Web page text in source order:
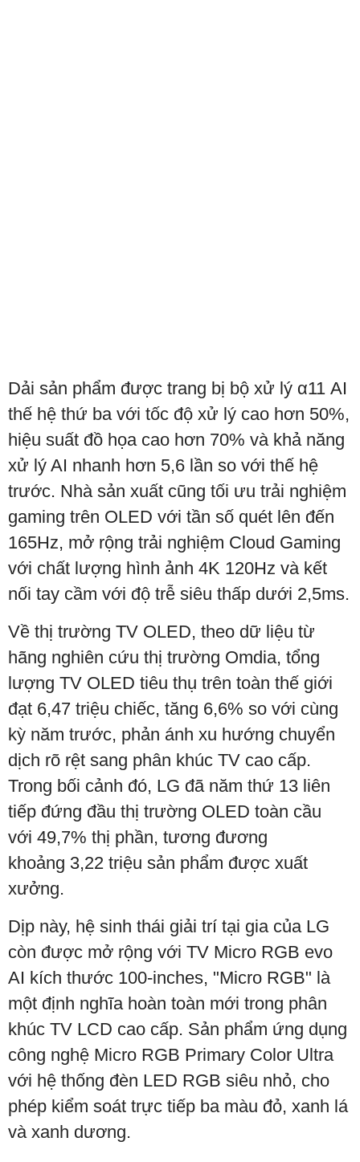
Dải sản phẩm được trang bị bộ xử lý α11 AI
thế hệ thứ ba với tốc độ xử lý cao hơn 50%,
hiệu suất đồ họa cao hơn 70% và khả năng
xử lý AI nhanh hơn 5,6 lần so với thế hệ
trước. Nhà sản xuất cũng tối ưu trải nghiệm
gaming trên OLED với tần số quét lên đến
165Hz, mở rộng trải nghiệm Cloud Gaming
với chất lượng hình ảnh 4K 120Hz và kết
nối tay cầm với độ trễ siêu thấp dưới 2,5ms.
Về thị trường TV OLED, theo dữ liệu từ
hãng nghiên cứu thị trường Omdia, tổng
lượng TV OLED tiêu thụ trên toàn thế giới
đạt 6,47 triệu chiếc, tăng 6,6% so với cùng
kỳ năm trước, phản ánh xu hướng chuyển
dịch rõ rệt sang phân khúc TV cao cấp.
Trong bối cảnh đó, LG đã năm thứ 13 liên
tiếp đứng đầu thị trường OLED toàn cầu
với 49,7% thị phần, tương đương
khoảng 3,22 triệu sản phẩm được xuất
xưởng.
Dịp này, hệ sinh thái giải trí tại gia của LG
còn được mở rộng với TV Micro RGB evo
AI kích thước 100-inches, "Micro RGB" là
một định nghĩa hoàn toàn mới trong phân
khúc TV LCD cao cấp. Sản phẩm ứng dụng
công nghệ Micro RGB Primary Color Ultra
với hệ thống đèn LED RGB siêu nhỏ, cho
phép kiểm soát trực tiếp ba màu đỏ, xanh lá
và xanh dương.